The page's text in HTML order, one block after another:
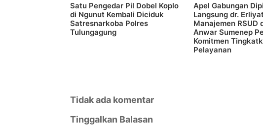
Satu Pengedar Pil Dobel Koplo
di Ngunut Kembali Diciduk
Satresnarkoba Polres
Tulungagung
Apel Gabungan
Langsung dr.
Manajemen RSUD
Anwar Sumenep
Komitmen
Pelayanan
Tidak ada komentar
Tinggalkan Balasan